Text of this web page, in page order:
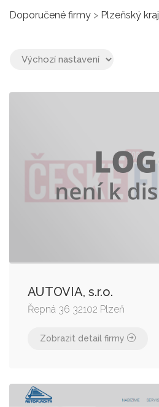
Doporučené firmy > Plzeňský kraj
AUTOVIA, s.r.o.
Řepná 36 32102 Plzeň
Zobrazit detail firmy